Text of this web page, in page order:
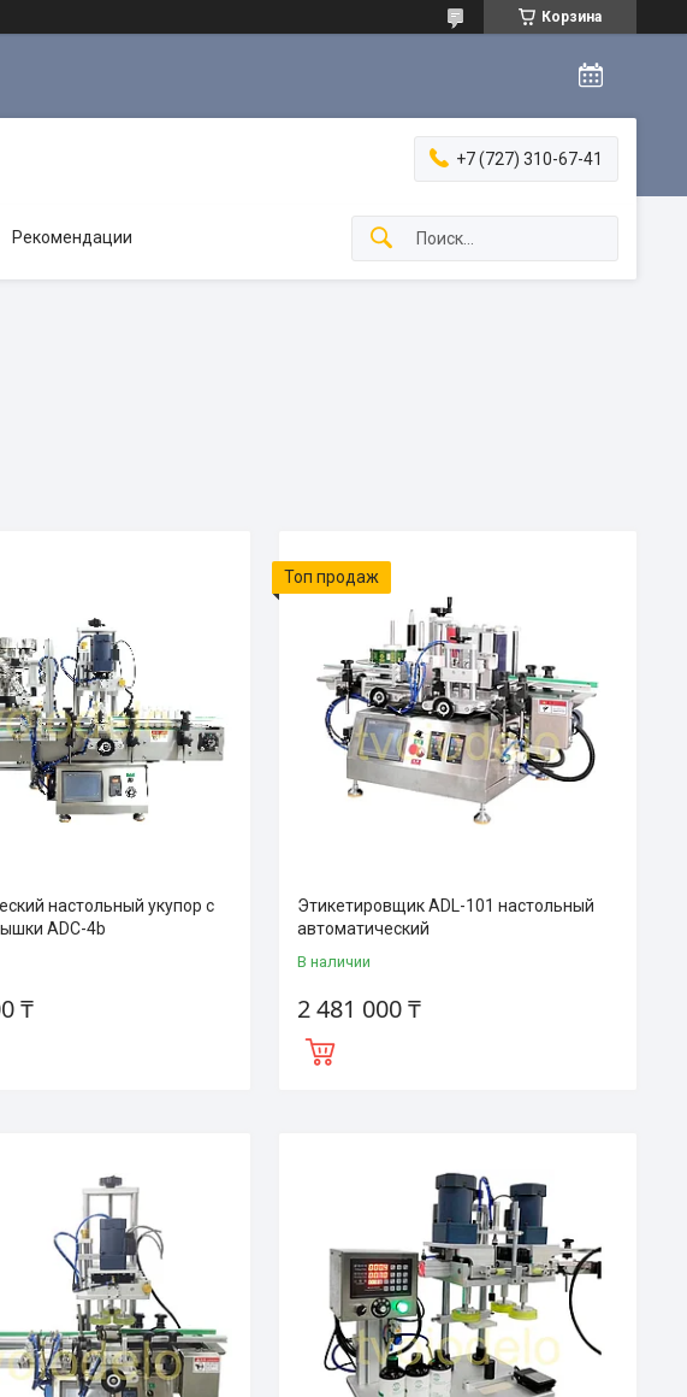
Корзина
+7 (727) 310-67-41
Рекомендации
настольный укупор с
ADC-4b
₸
Топ продаж
Этикетировщик ADL-101 настольный
автоматический
В наличии
2 481 000 ₸